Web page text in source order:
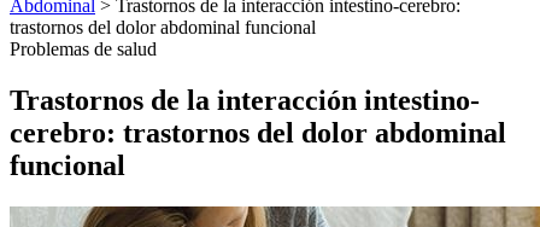
Abdominal > Trastornos de la interacción intestino-cerebro:
trastornos del dolor abdominal funcional
Problemas de salud
Trastornos de la interacción intestino-
cerebro: trastornos del dolor abdominal
funcional